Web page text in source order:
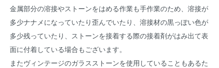
金属部分の溶接やストーンをはめる作業も手作業のため、溶接が
多少ナナメになっていたり歪んでいたり、溶接材の黒っぽい色が
多少残っていたり、ストーンを接着する際の接着剤がはみ出て表
面に付着している場合もございます。
またヴィンテージのガラスストーンを使用していることもあるた